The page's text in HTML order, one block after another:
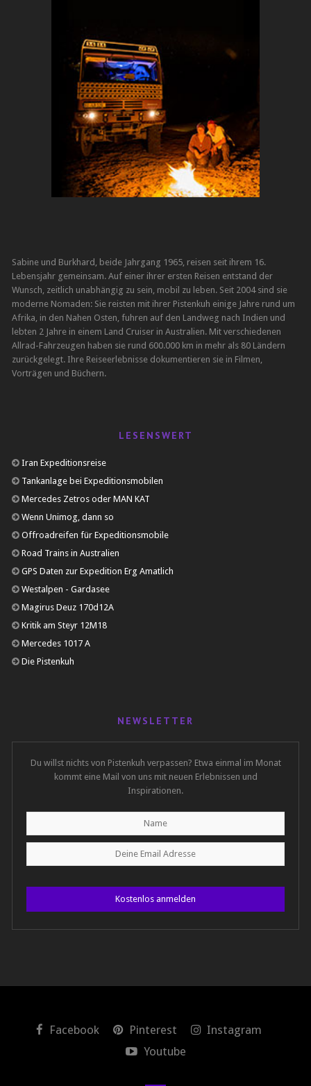
Sabine und Burkhard, beide Jahrgang 1965, reisen seit ihrem 16.
Lebensjahr gemeinsam. Auf einer ihrer ersten Reisen entstand der
Wunsch, zeitlich unabhängig zu sein, mobil zu leben. Seit 2004 sind sie
moderne Nomaden: Sie reisten mit ihrer Pistenkuh einige Jahre rund um
Afrika, in den Nahen Osten, fuhren auf den Landweg nach Indien und
lebten 2 Jahre in einem Land Cruiser in Australien. Mit verschiedenen
Allrad-Fahrzeugen haben sie rund 600.000 km in mehr als 80 Ländern
zurückgelegt. Ihre Reiseerlebnisse dokumentieren sie in Filmen,
Vorträgen und Büchern.
LESENSWERT
Iran Expeditionsreise
Tankanlage bei Expeditionsmobilen
Mercedes Zetros oder MAN KAT
Wenn Unimog, dann so
Offroadreifen für Expeditionsmobile
Road Trains in Australien
GPS Daten zur Expedition Erg Amatlich
Westalpen - Gardasee
Magirus Deuz 170d12A
Kritik am Steyr 12M18
Mercedes 1017 A
Die Pistenkuh
NEWSLETTER
Du willst nichts von Pistenkuh verpassen? Etwa einmal im Monat
kommt eine Mail von uns mit neuen Erlebnissen und
Inspirationen.
Kostenlos anmelden
Facebook Pinterest
Instagram
Youtube